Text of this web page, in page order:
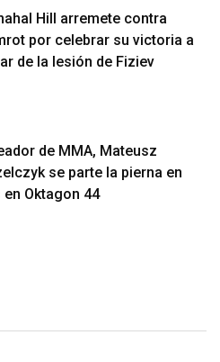
Hill arremete contra
por celebrar su victoria a
de la lesión de Fiziev
de MMA, Mateusz
se parte la pierna en
en Oktagon 44